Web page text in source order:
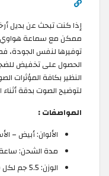
إذا كنت تبحث عن بديل
توفيرها لنفس الجودة،
النظير بكافة المؤثرات
لتوضيح الصوت بدقة أثناء
المواصفات :
الألوان: أبيض –
مدة الشحن: ساعة
الوزن: 5.5 جم لكل سماعة -51 جم مع علبة الشحن